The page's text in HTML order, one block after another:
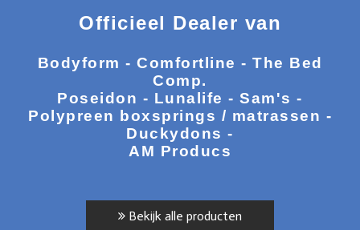
Officieel Dealer van
Bodyform - Comfortline - The Bed
Comp.
Poseidon - Lunalife - Sam's -
Polypreen boxsprings / matrassen -
Duckydons -
AM Producs
Bekijk alle producten